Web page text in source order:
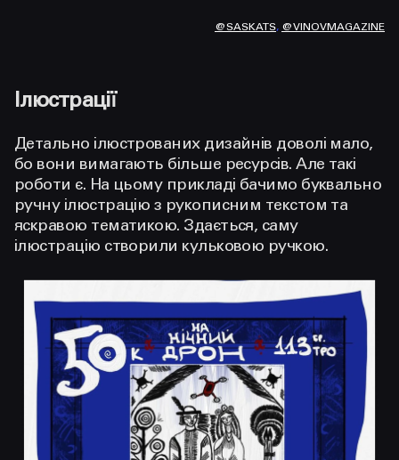
@SASKATS, @VINOVMAGAZINE
Ілюстрації
Детально ілюстрованих дизайнів доволі мало,
бо вони вимагають більше ресурсів. Але такі
роботи є. На цьому прикладі бачимо буквально
ручну ілюстрацію з рукописним текстом та
яскравою тематикою. Здається, саму
ілюстрацію створили кульковою ручкою.